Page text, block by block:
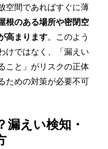
空間であればすぐに薄
根のある場所や密閉空
高まります。このよう
けではなく、「漏えい
こと」がリスクの正体
ための対策が必要不可
漏えい検知・